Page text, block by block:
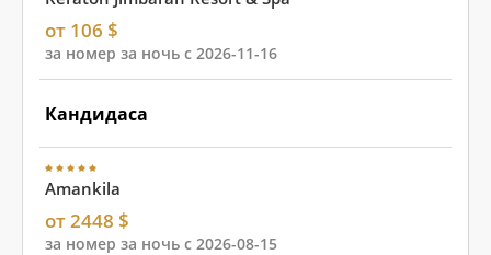
от 106 $
за номер за ночь с 2026-11-16
Кандидаса
Amankila
от 2448 $
за номер за ночь с 2026-08-15